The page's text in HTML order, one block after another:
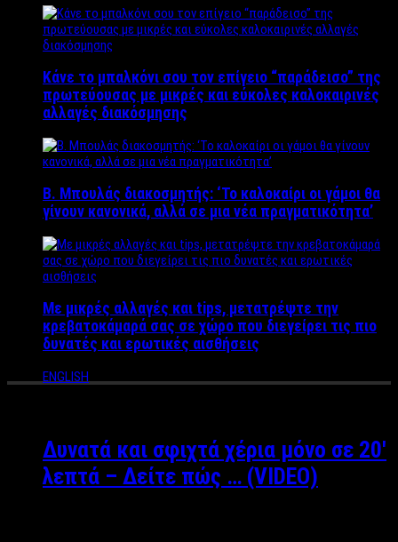
Κάνε το μπαλκόνι σου τον επίγειο “παράδεισο” της
πρωτεύουσας με μικρές και εύκολες καλοκαιρινές
αλλαγές διακόσμησης
Β. Μπουλάς διακοσμητής: ‘Το καλοκαίρι οι γάμοι θα
γίνουν κανονικά, αλλά σε μια νέα πραγματικότητα’
Με μικρές αλλαγές και tips, μετατρέψτε την
κρεβατοκάμαρά σας σε χώρο που διεγείρει τις πιο
δυνατές και ερωτικές αισθήσεις
ENGLISH
Δυνατά και σφιχτά χέρια μόνο σε 20′
λεπτά – Δείτε πώς … (VIDEO)